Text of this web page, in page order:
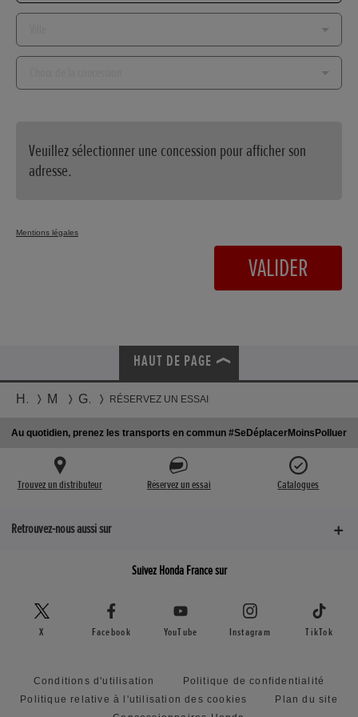
Ville...
Choix
la
concession...
Veuillez sélectionner une concession pour afficher son
adresse.
Mentions légales
VALIDER
HAUT DE PAGE
Honda Motos Gamme RÉSERVEZ UN ESSAI
Au quotidien, prenez les transports en commun #SeDéplacerMoinsPolluer
Trouvez un distributeur Réservez un essai Catalogues
Retrouvez-nous aussi sur
Suivez Honda France sur
X Facebook YouTube Instagram TikTok
Conditions d'utilisation
Politique de confidentialité
Politique relative à l'utilisation des cookies
Plan du site